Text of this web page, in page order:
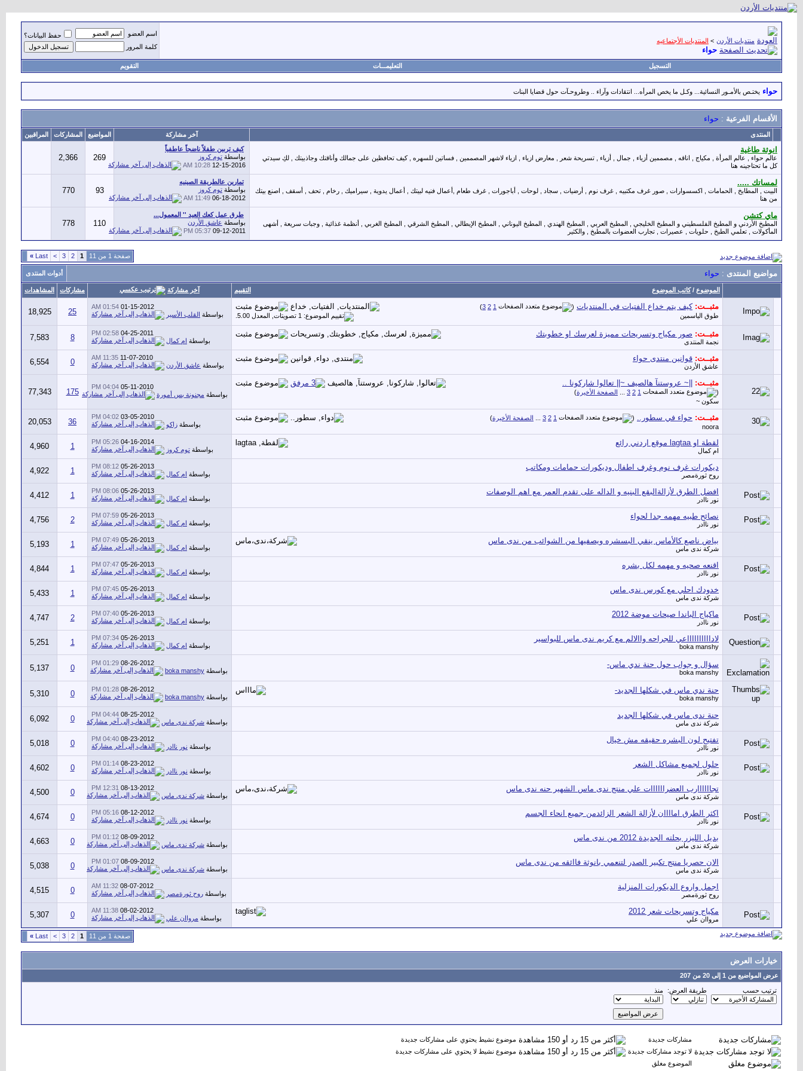
منتديات الأردن > المنتديات الأجتماعيه
حواء
اسم العضو
حفظ البيانات؟
كلمة المرور
التسجيل التعليمـــات التقويم
حواء يختـص بالأمـور النسائية... وكـل ما يخص المرأه... انتقادات وآراء .. وطروحـآت حول قضايا البنات
الأقسام الفرعية : حواء
المنتدى آخر مشاركة المواضيع المشاركات المراقبين
انوثة طاغية
عالم حواء , عالم المرأة , مكياج , اناقه , مصممين أزياء , جمال , أزياء , تسريحة شعر , معارض ازياء , ازياء لاشهر المصممين , فساتين للسهره , كيف تحافظين على جمالك وأناقتك وجاذبيتك , لكِ سيدتي
كل ما تحتاجينه هنا
كيف تربين طفلاً ناضجاً عاطفياً
بواسطة توم كروز
12-15-2016
10:28 AM
269
2,366
لمساتك .....
البيت , المطابخ , الحمامات , اكسسوارات , صور غرف مكتبيه , غرف نوم , أرضيات , سجاد , لوحات , أباجورات , غرف طعام ,أعمال فنيه لبيتك , أعمال يدوية , سيراميك , رخام , تحف , أسقف , اصنع بيتك
من هنا
تمارين عالطريقة الصينيه
بواسطة توم كروز
06-18-2012
11:49 AM
93
770
ماي كتشن
المطبخ الأردني و المطبخ الفلسطيني و المطبخ الخليجي , المطبخ العربي , المطبخ الهندي , المطبخ اليوناني , المطبخ الإيطالي , المطبخ الشرقي , المطبخ الغربي , أنظمة غذائية , وجبات سريعة , أشهى
المأكولات , تعلمي الطبخ , حلويات , عصيرات , تجارب العضوات بالمطبخ , والكثير
طرق عمل كعك العيد '' المعمول...
بواسطة عاشق الأردن
09-12-2011
05:37 PM
110
778
صفحة 1 من 11 1
2
3
>
Last
»
مواضيع المنتدى : حواء أدوات المنتدى
التقييم الموضوع /كاتب الموضوع آخر مشاركة مشاركات المشاهدات
مثبــت: كيف يتم خداع الفتيات في المنتديات (
1
2
3
)
طوق الياسمين
01-15-2012
01:54 AM
بواسطة القلب الأسير 25
18,925
مثبــت: صور مكياج وتسريحات مميزة لعرسك او خطوبتك
نجمة المنتدى
04-25-2011
02:58 PM
بواسطة ام كمال 8
7,583
مثبــت: قوانين منتدى حواء
عاشق الأردن
11-07-2010
11:35 AM
بواسطة عاشق الأردن 0
6,554
مثبــت: ||~ عروستنآ هالصيف ~|| تعالوا شاركونا ..
(
1
2
3 الصفحة الأخيرة)
سكون ~
05-11-2010
04:04 PM
بواسطة مجنونة بس أمورة 175
77,343
مثبــت: حواء في سطور.. (
1
2
3 الصفحة الأخيرة)
noora
03-05-2010
04:02 PM
بواسطة زاكو 36
20,053
لقطة او lagtaa موقع اردني رائع
ام كمال
04-16-2014
05:26 PM
بواسطة توم كروز 1
4,960
ديكورات غرف نوم وغرف اطفال وديكورات حمامات ومكاتب
روح ثورةمصر
05-26-2013
08:12 PM
بواسطة ام كمال 1
4,922
افضل الطرق لأزالةالبقع البنيه و الداله على تقدم العمر مع اهم الوصفات
نور ناادر
05-26-2013
08:06 PM
بواسطة ام كمال 1
4,412
نصائح طبيه مهمه جدا لحواء
نور ناادر
05-26-2013
07:59 PM
بواسطة ام كمال 2
4,756
بياض ناصع كالأماس ينقي البسشره ويصفيها من الشوائب من ندى ماس
شركة ندى ماس
05-26-2013
07:49 PM
بواسطة ام كمال 1
5,193
اقنعه صحيه و مهمه لكل بشره
نور ناادر
05-26-2013
07:47 PM
بواسطة ام كمال 1
4,844
خدودك احلي مع كورس ندى ماس
شركة ندى ماس
05-26-2013
07:45 PM
بواسطة ام كمال 1
5,433
ماكياج الباندا صيحات موضة 2012
نور ناادر
05-26-2013
07:40 PM
بواسطة ام كمال 2
4,747
لادااااااااااعي للجراحه واالالم مع كريم ندى ماس للبواسير
boka manshy
05-26-2013
07:34 PM
بواسطة ام كمال 1
5,251
سؤال و جواب حول حنة ندي ماس-
boka manshy
08-26-2012
01:29 PM
بواسطة boka manshy
0
5,137
حنة ندي ماس في شكلها الجديد-
boka manshy
08-26-2012
01:28 PM
بواسطة boka manshy
0
5,310
حنة ندى ماس في شكلها الجديد
شركة ندى ماس
08-25-2012
04:44 PM
بواسطة شركة ندى ماس 0
6,092
تفتيح لون البشره حقيقه مش خيال
نور ناادر
08-23-2012
04:40 PM
بواسطة نور ناادر 0
5,018
حلول لجميع مشاكل الشعر
نور ناادر
08-23-2012
01:14 PM
بواسطة نور ناادر 0
4,602
تجاااااارب العضراااااات علي منتج ندى ماس الشهير حنه ندى ماس
شركة ندى ماس
08-13-2012
12:31 PM
بواسطة شركة ندى ماس 0
4,500
اكثر الطرق اماااان لأزالة الشعر الزائدمن جميع انحاء الجسم
نور ناادر
08-12-2012
05:16 PM
بواسطة نور ناادر 0
4,674
بديل الليزر بحلته الجديدة 2012 من ندى ماس
شركة ندى ماس
08-09-2012
01:12 PM
بواسطة شركة ندى ماس 0
4,663
الان حصريا منتج تكبير الصدر لتنعمي بانوثة فاائقه من ندى ماس
شركة ندى ماس
08-09-2012
01:07 PM
بواسطة شركة ندى ماس 0
5,038
اجمل واروع الديكورات المنزلية
روح ثورةمصر
08-07-2012
11:32 AM
بواسطة روح ثورةمصر 0
4,515
مكياج وتسريحات شعر 2012
مرواان علي
08-02-2012
11:38 AM
بواسطة مرواان علي 0
5,307
صفحة 1 من 11 1
2
3
>
Last
»
خيارات العرض
عرض المواضيع من 1 إلى 20 من 207
ترتيب حسب طريقة العرض: منذ
مشاركات جديدة
موضوع نشيط يحتوي على مشاركات جديدة
لا توجد مشاركات جديدة
موضوع نشيط لا يحتوي على مشاركات جديدة
الموضوع مغلق